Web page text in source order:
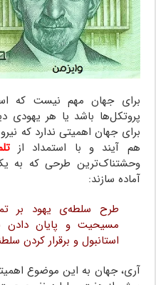
برای جهان مهم نیست که
پروتکل‌ها باشد یا هر
برای جهان اهمیتی ندارد که
هم آیند و با استمداد از
وحشتناک‌ترین طرحی که به
آماده سازند:
طرح سلطه‌ی یهود بر
مسیحیت و پایان دادن
استانبول و برقرار کردن
آری، جهان به این موضوع